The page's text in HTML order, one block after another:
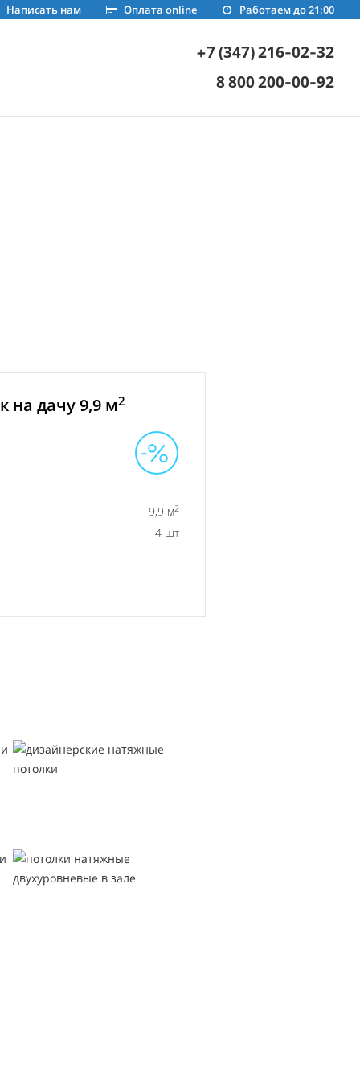
Работаем до 21:00
Оплата online
Написать нам
+7 (347) 216-02-32
8 800 200-00-92
на дачу 9,9 м2
9,9 м2
4 шт